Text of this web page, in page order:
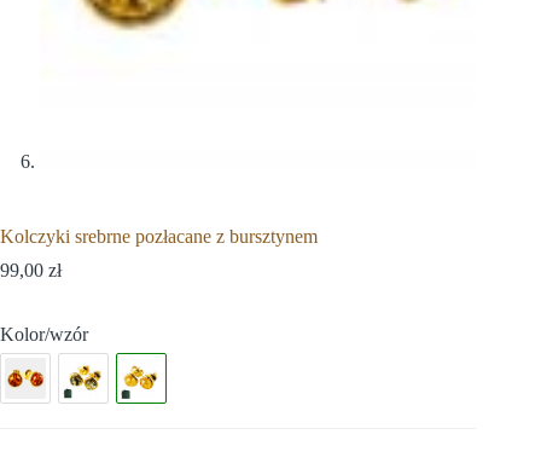
Kolczyki srebrne pozłacane z bursztynem
99,00 zł
Kolor/wzór